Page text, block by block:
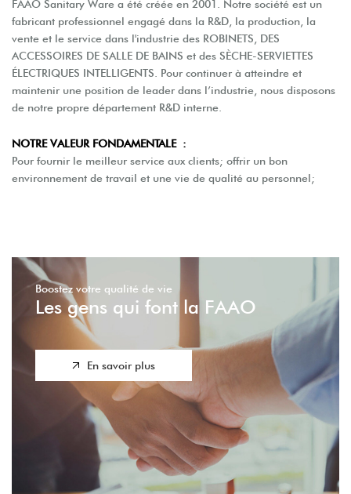
FAAO Sanitary Ware a été créée en 2001. Notre société est un
fabricant professionnel engagé dans la R&D, la production, la
vente et le service dans l'industrie des ROBINETS, DES
ACCESSOIRES DE SALLE DE BAINS et des SÈCHE-SERVIETTES
ÉLECTRIQUES INTELLIGENTS. Pour continuer à atteindre et
maintenir une position de leader dans l’industrie, nous disposons
de notre propre département R&D interne.
NOTRE VALEUR FONDAMENTALE :
Pour fournir le meilleur service aux clients; offrir un bon
environnement de travail et une vie de qualité au personnel;
Boostez votre qualité de vie
Les gens qui font la FAAO
En savoir plus